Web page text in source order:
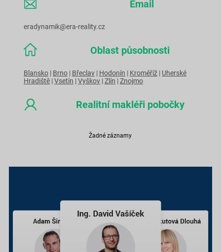
Email
eradynamik@era-reality.cz
Oblast působnosti
Blansko| Brno| Břeclav| Hodonín | Kroměříž| Uherské
Hradiště|Vsetín |Vyškov|Zlín |Znojmo
Realitní makléři pobočky
Žadné záznamy